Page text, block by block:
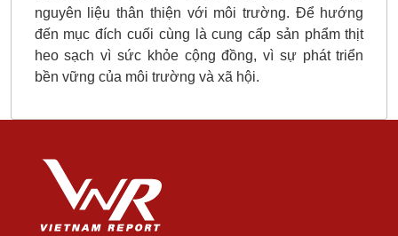
nguyên liệu thân thiện với môi trường. Để hướng
đến mục đích cuối cùng là cung cấp sản phẩm thịt
heo sạch vì sức khỏe cộng đồng, vì sự phát triển
bền vững của môi trường và xã hội.